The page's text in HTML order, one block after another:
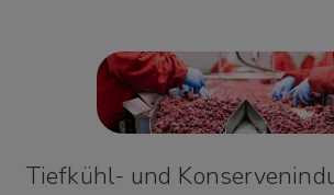
Tiefkühl- und